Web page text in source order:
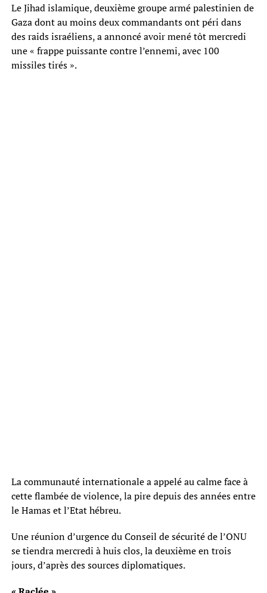
Le Jihad islamique, deuxième groupe armé palestinien de
Gaza dont au moins deux commandants ont péri dans
des raids israéliens, a annoncé avoir mené tôt mercredi
une « frappe puissante contre l’ennemi, avec 100
missiles tirés ».
La communauté internationale a appelé au calme face à
cette flambée de violence, la pire depuis des années entre
le Hamas et l’Etat hébreu.
Une réunion d’urgence du Conseil de sécurité de l’ONU
se tiendra mercredi à huis clos, la deuxième en trois
jours, d’après des sources diplomatiques.